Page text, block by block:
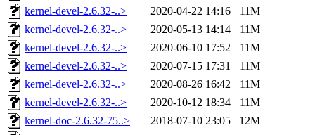
kernel-devel-2.6.32-..>
2020-04-22 14:16
11M
kernel-devel-2.6.32-..>
2020-05-13 14:14
11M
kernel-devel-2.6.32-..>
2020-06-10 17:52
11M
kernel-devel-2.6.32-..>
2020-07-15 17:31
11M
kernel-devel-2.6.32-..>
2020-08-26 16:42
11M
kernel-devel-2.6.32-..>
2020-10-12 18:34
11M
kernel-doc-2.6.32-75..>
2018-07-10 23:05
12M